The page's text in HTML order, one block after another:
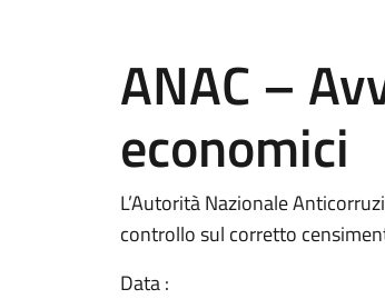
ANAC –
economici
L’Autorità Nazionale
controllo sul corretto
Data :